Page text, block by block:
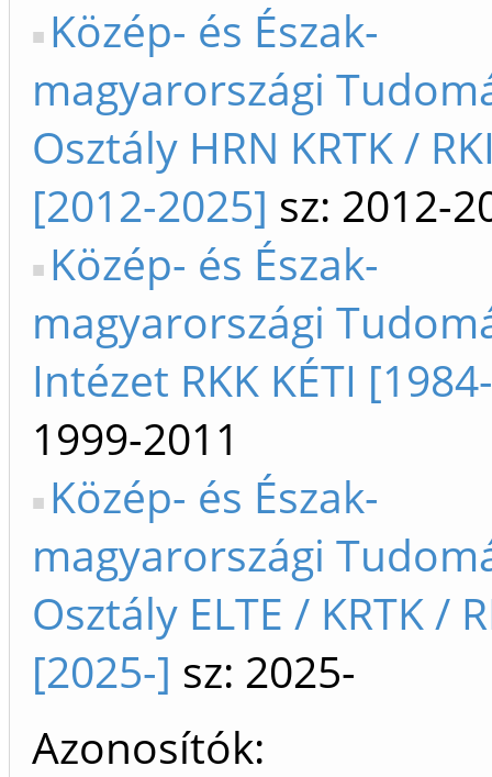
Közép- és Észak-
magyarországi
Osztály HRN KRTK /
[2012-2025] sz: 2012-
Közép- és Észak-
magyarországi
Intézet RKK KÉTI
1999-2011
Közép- és Észak-
magyarországi
Osztály ELTE / KRTK /
[2025-] sz: 2025-
Azonosítók